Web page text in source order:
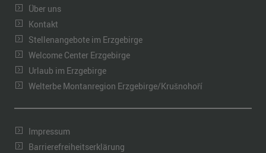
Über uns
Kontakt
Stellenangebote im Erzgebirge
Welcome Center Erzgebirge
Urlaub im Erzgebirge
Welterbe Montanregion Erzgebirge/Krušnohoří
Impressum
Barrierefreiheitserklärung